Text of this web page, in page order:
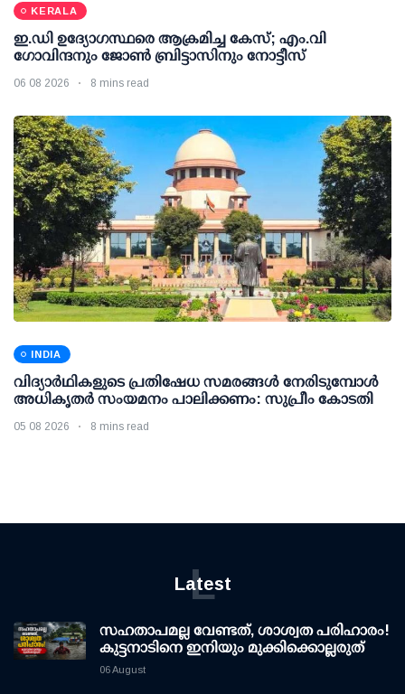
KERALA
ഇ.ഡി ഉദ്യോഗസ്ഥരെ ആക്രമിച്ച കേസ്; എം.വി
ഗോവിന്ദനും ജോണ്‍ ബ്രിട്ടാസിനും നോട്ടീസ്
06 08 2026 8 mins read
INDIA
വിദ്യാര്‍ഥികളുടെ പ്രതിഷേധ സമരങ്ങള്‍ നേരിടുമ്പോള്‍
അധികൃതര്‍ സംയമനം പാലിക്കണം: സുപ്രീം കോടതി
05 08 2026 8 mins read
Latest
L
സഹതാപമല്ല വേണ്ടത്, ശാശ്വത പരിഹാരം!
കുട്ടനാടിനെ ഇനിയും മുക്കിക്കൊല്ലരുത്
06 August